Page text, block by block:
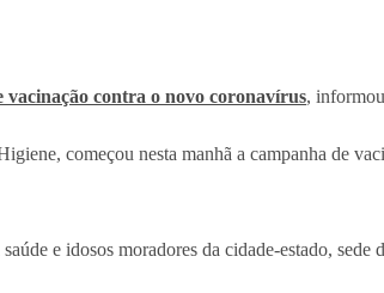
vacinação contra o novo coronavírus,
começou nesta manhã a campanha de
e idosos moradores da cidade-estado,